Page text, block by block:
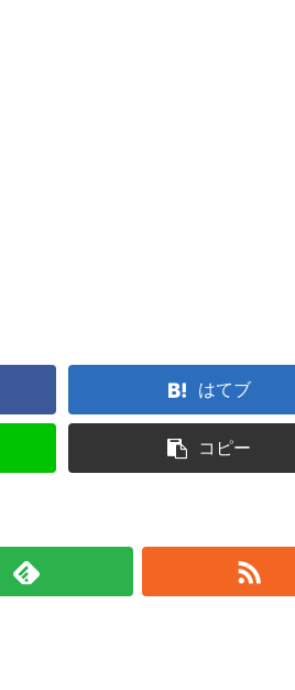
はてブ
コピー